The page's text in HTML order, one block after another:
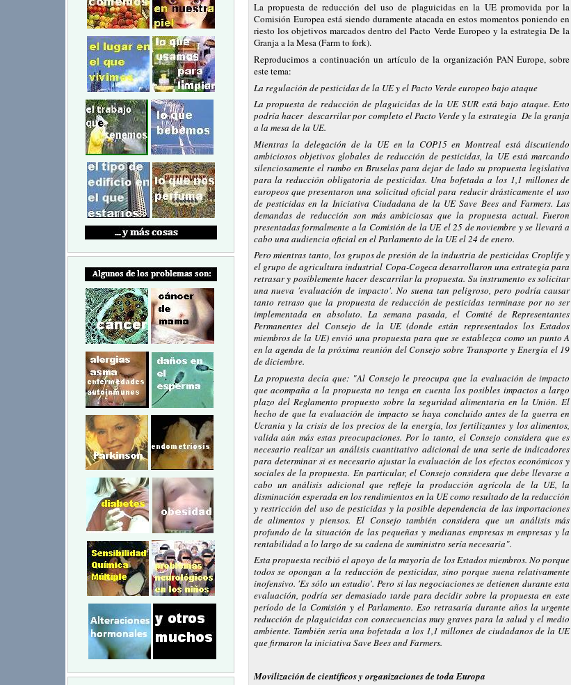
La propuesta de reducción del uso de plaguicidas en la UE promovida por la
Comisión Europea está siendo duramente atacada en estos momentos poniendo en
riesto los objetivos marcados dentro del Pacto Verde Europeo y la estrategia De la
Granja a la Mesa (Farm to fork).
Reproducimos a continuación un artículo de la organización PAN Europe, sobre
este tema:
La regulación de pesticidas de la UE y el Pacto Verde europeo bajo ataque
La propuesta de reducción de plaguicidas de la UE SUR está bajo ataque. Esto
podría hacer descarrilar por completo el Pacto Verde y la estrategia De la granja
a la mesa de la UE.
Mientras la delegación de la UE en la COP15 en Montreal está discutiendo
ambiciosos objetivos globales de reducción de pesticidas, la UE está marcando
silenciosamente el rumbo en Bruselas para dejar de lado su propuesta legislativa
para la reducción obligatoria de pesticidas. Una bofetada a los 1,1 millones de
europeos que presentaron una solicitud oficial para reducir drásticamente el uso
de pesticidas en la Iniciativa Ciudadana de la UE Save Bees and Farmers. Las
demandas de reducción son más ambiciosas que la propuesta actual. Fueron
presentadas formalmente a la Comisión de la UE el 25 de noviembre y se llevará a
cabo una audiencia oficial en el Parlamento de la UE el 24 de enero.
Pero mientras tanto, los grupos de presión de la industria de pesticidas Croplife y
el grupo de agricultura industrial Copa-Cogeca desarrollaron una estrategia para
retrasar y posiblemente hacer descarrilar la propuesta. Su instrumento es solicitar
una nueva 'evaluación de impacto'. No suena tan peligroso, pero podría causar
tanto retraso que la propuesta de reducción de pesticidas terminase por no ser
implementada en absoluto. La semana pasada, el Comité de Representantes
Permanentes del Consejo de la UE (donde están representados los Estados
miembros de la UE) envió una propuesta para que se establezca como un punto A
en la agenda de la próxima reunión del Consejo sobre Transporte y Energía el 19
de diciembre.
La propuesta decía que: "Al Consejo le preocupa que la evaluación de impacto
que acompaña a la propuesta no tenga en cuenta los posibles impactos a largo
plazo del Reglamento propuesto sobre la seguridad alimentaria en la Unión. El
hecho de que la evaluación de impacto se haya concluido antes de la guerra en
Ucrania y la crisis de los precios de la energía, los fertilizantes y los alimentos,
valida aún más estas preocupaciones. Por lo tanto, el Consejo considera que es
necesario realizar un análisis cuantitativo adicional de una serie de indicadores
para determinar si es necesario ajustar la evaluación de los efectos económicos y
sociales de la propuesta. En particular, el Consejo considera que debe llevarse a
cabo un análisis adicional que refleje la producción agrícola de la UE, la
disminución esperada en los rendimientos en la UE como resultado de la reducción
y restricción del uso de pesticidas y la posible dependencia de las importaciones
de alimentos y piensos. El Consejo también considera que un análisis más
profundo de la situación de las pequeñas y medianas empresas m empresas y la
rentabilidad a lo largo de su cadena de suministro sería necesaria".
Esta propuesta recibió el apoyo de la mayoría de los Estados miembros. No porque
todos se opongan a la reducción de pesticidas, sino porque suena relativamente
inofensivo. 'Es sólo un estudio'. Pero si las negociaciones se detienen durante esta
evaluación, podría ser demasiado tarde para decidir sobre la propuesta en este
período de la Comisión y el Parlamento. Eso retrasaría durante años la urgente
reducción de plaguicidas con consecuencias muy graves para la salud y el medio
ambiente. También sería una bofetada a los 1,1 millones de ciudadanos de la UE
que firmaron la iniciativa Save Bees and Farmers.
Movilización de científicos y organizaciones de toda Europa